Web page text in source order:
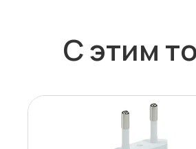
С этим